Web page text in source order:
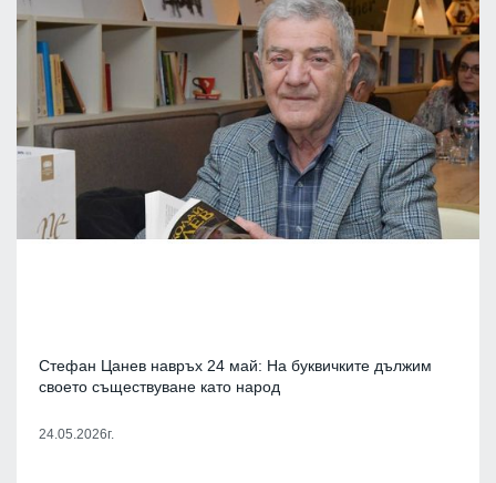
Стефан Цанев навръх 24 май: На буквичките дължим
своето съществуване като народ
24.05.2026г.